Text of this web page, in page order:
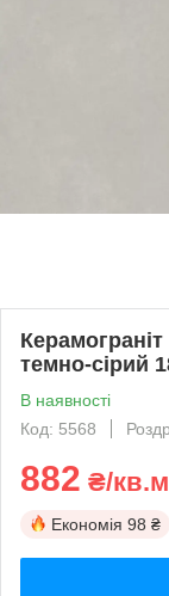
темно-сірий
В наявності
Код: 5568
882 ₴/кв.м
Економія 98 ₴